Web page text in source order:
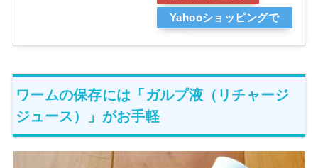
Yahooショッピングで
ワームの保存には「ガルプ液（リチャージ
ジュース）」がお手軽